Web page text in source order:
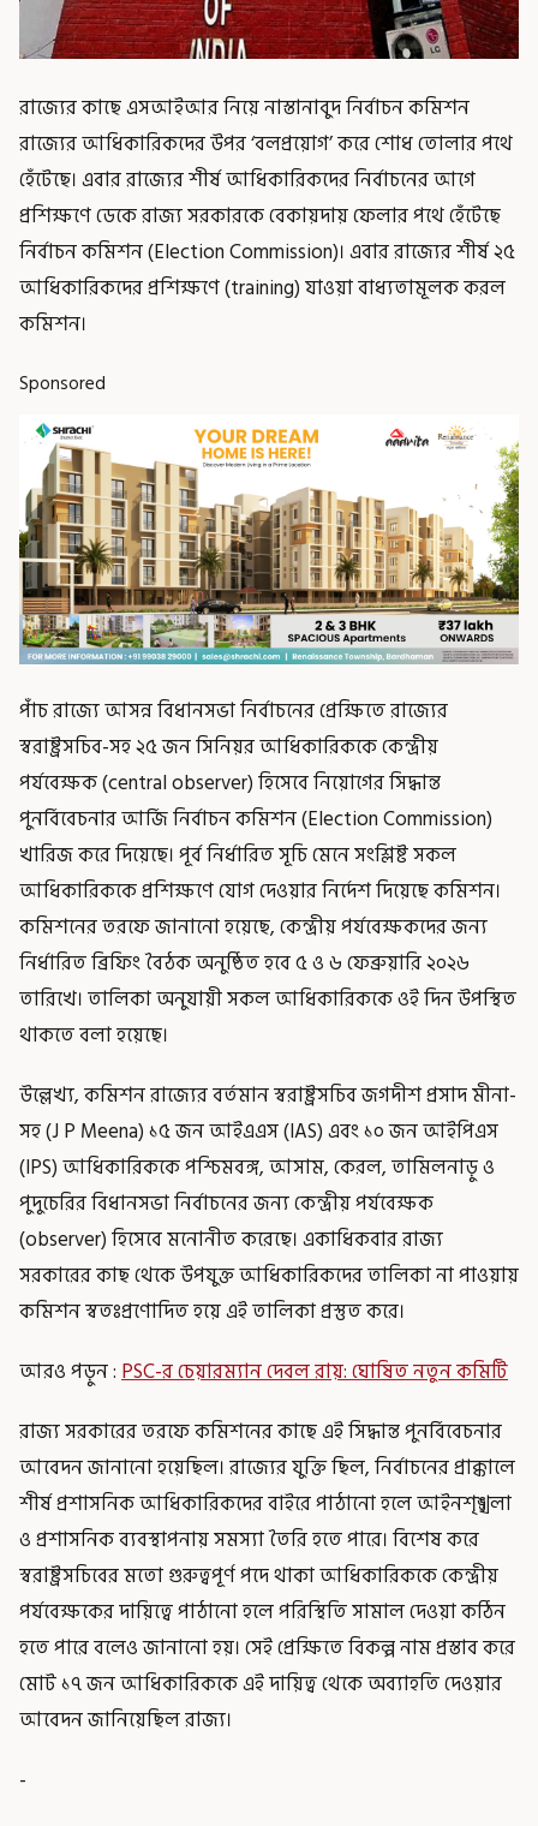
রাজ্যের কাছে এসআইআর নিয়ে নাস্তানাবুদ নির্বাচন কমিশন
রাজ্যের আধিকারিকদের উপর ‘বলপ্রয়োগ’ করে শোধ তোলার পথে
হেঁটেছে। এবার রাজ্যের শীর্ষ আধিকারিকদের নির্বাচনের আগে
প্রশিক্ষণে ডেকে রাজ্য সরকারকে বেকায়দায় ফেলার পথে হেঁটেছে
নির্বাচন কমিশন (Election Commission)। এবার রাজ্যের শীর্ষ ২৫
আধিকারিকদের প্রশিক্ষণে (training) যাওয়া বাধ্যতামূলক করল
কমিশন।
Sponsored
পাঁচ রাজ্যে আসন্ন বিধানসভা নির্বাচনের প্রেক্ষিতে রাজ্যের
স্বরাষ্ট্রসচিব-সহ ২৫ জন সিনিয়র আধিকারিককে কেন্দ্রীয়
পর্যবেক্ষক (central observer) হিসেবে নিয়োগের সিদ্ধান্ত
পুনর্বিবেচনার আর্জি নির্বাচন কমিশন (Election Commission)
খারিজ করে দিয়েছে। পূর্ব নির্ধারিত সূচি মেনে সংশ্লিষ্ট সকল
আধিকারিককে প্রশিক্ষণে যোগ দেওয়ার নির্দেশ দিয়েছে কমিশন।
কমিশনের তরফে জানানো হয়েছে, কেন্দ্রীয় পর্যবেক্ষকদের জন্য
নির্ধারিত ব্রিফিং বৈঠক অনুষ্ঠিত হবে ৫ ও ৬ ফেব্রুয়ারি ২০২৬
তারিখে। তালিকা অনুযায়ী সকল আধিকারিককে ওই দিন উপস্থিত
থাকতে বলা হয়েছে।
উল্লেখ্য, কমিশন রাজ্যের বর্তমান স্বরাষ্ট্রসচিব জগদীশ প্রসাদ মীনা-
সহ (J P Meena) ১৫ জন আইএএস (IAS) এবং ১০ জন আইপিএস
(IPS) আধিকারিককে পশ্চিমবঙ্গ, আসাম, কেরল, তামিলনাড়ু ও
পুদুচেরির বিধানসভা নির্বাচনের জন্য কেন্দ্রীয় পর্যবেক্ষক
(observer) হিসেবে মনোনীত করেছে। একাধিকবার রাজ্য
সরকারের কাছ থেকে উপযুক্ত আধিকারিকদের তালিকা না পাওয়ায়
কমিশন স্বতঃপ্রণোদিত হয়ে এই তালিকা প্রস্তুত করে।
আরও পড়ুন :PSC-র চেয়ারম্যান দেবল রায়: ঘোষিত নতুন কমিটি
রাজ্য সরকারের তরফে কমিশনের কাছে এই সিদ্ধান্ত পুনর্বিবেচনার
আবেদন জানানো হয়েছিল। রাজ্যের যুক্তি ছিল, নির্বাচনের প্রাক্কালে
শীর্ষ প্রশাসনিক আধিকারিকদের বাইরে পাঠানো হলে আইনশৃঙ্খলা
ও প্রশাসনিক ব্যবস্থাপনায় সমস্যা তৈরি হতে পারে। বিশেষ করে
স্বরাষ্ট্রসচিবের মতো গুরুত্বপূর্ণ পদে থাকা আধিকারিককে কেন্দ্রীয়
পর্যবেক্ষকের দায়িত্বে পাঠানো হলে পরিস্থিতি সামাল দেওয়া কঠিন
হতে পারে বলেও জানানো হয়। সেই প্রেক্ষিতে বিকল্প নাম প্রস্তাব করে
মোট ১৭ জন আধিকারিককে এই দায়িত্ব থেকে অব্যাহতি দেওয়ার
আবেদন জানিয়েছিল রাজ্য।
-